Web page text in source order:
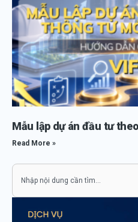
Mẫu lập dự án đầu tư
Read More »